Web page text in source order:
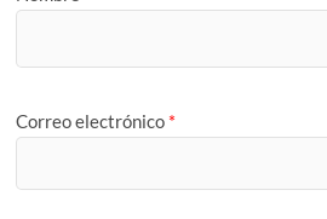
Correo electrónico *